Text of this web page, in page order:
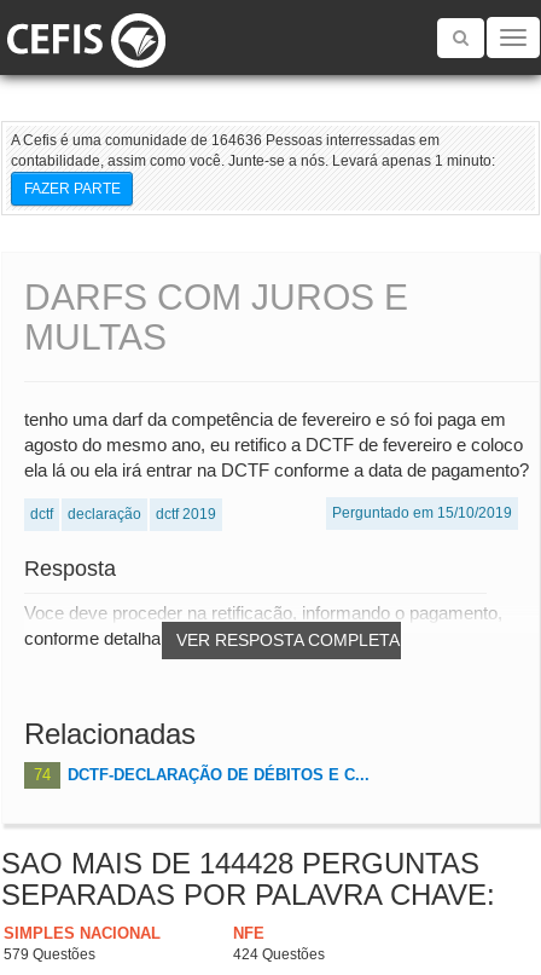
Toggle
A Cefis é uma comunidade de 164636 Pessoas interressadas em
contabilidade, assim como você. Junte-se a nós. Levará apenas 1 minuto:
FAZER PARTE
DARFS COM JUROS E
MULTAS
tenho uma darf da competência de fevereiro e só foi paga em
agosto do mesmo ano, eu retifico a DCTF de fevereiro e coloco
ela lá ou ela irá entrar na DCTF conforme a data de pagamento?
dctf declaração dctf 2019 Perguntado em 15/10/2019
Resposta
VER RESPOSTA COMPLETA
Voce deve proceder na retificação, informando o pagamento,
conforme detalhado.
Relacionadas
74 DCTF-DECLARAÇÃO DE DÉBITOS E C...
SAO MAIS DE 144428 PERGUNTAS
SEPARADAS POR PALAVRA CHAVE:
SIMPLES NACIONAL
579 Questões
NFE
424 Questões